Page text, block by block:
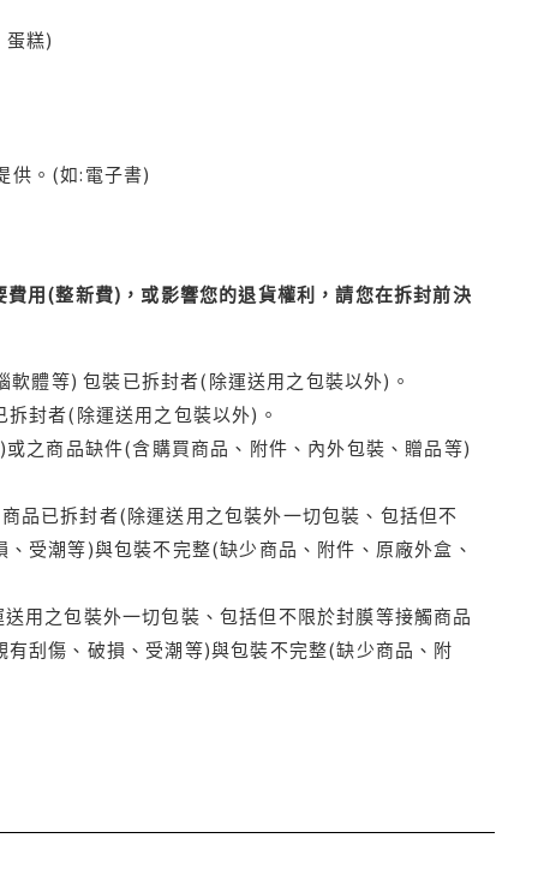
蛋糕)
供。(如:電子書)
用(整新費)，或影響您的退貨權利，請您在拆封前決
體等) 包裝已拆封者(除運送用之包裝以外)。
封者(除運送用之包裝以外)。
之商品缺件(含購買商品、附件、內外包裝、贈品等)
品已拆封者(除運送用之包裝外一切包裝、包括但不
受潮等)與包裝不完整(缺少商品、附件、原廠外盒、
用之包裝外一切包裝、包括但不限於封膜等接觸商品
刮傷、破損、受潮等)與包裝不完整(缺少商品、附